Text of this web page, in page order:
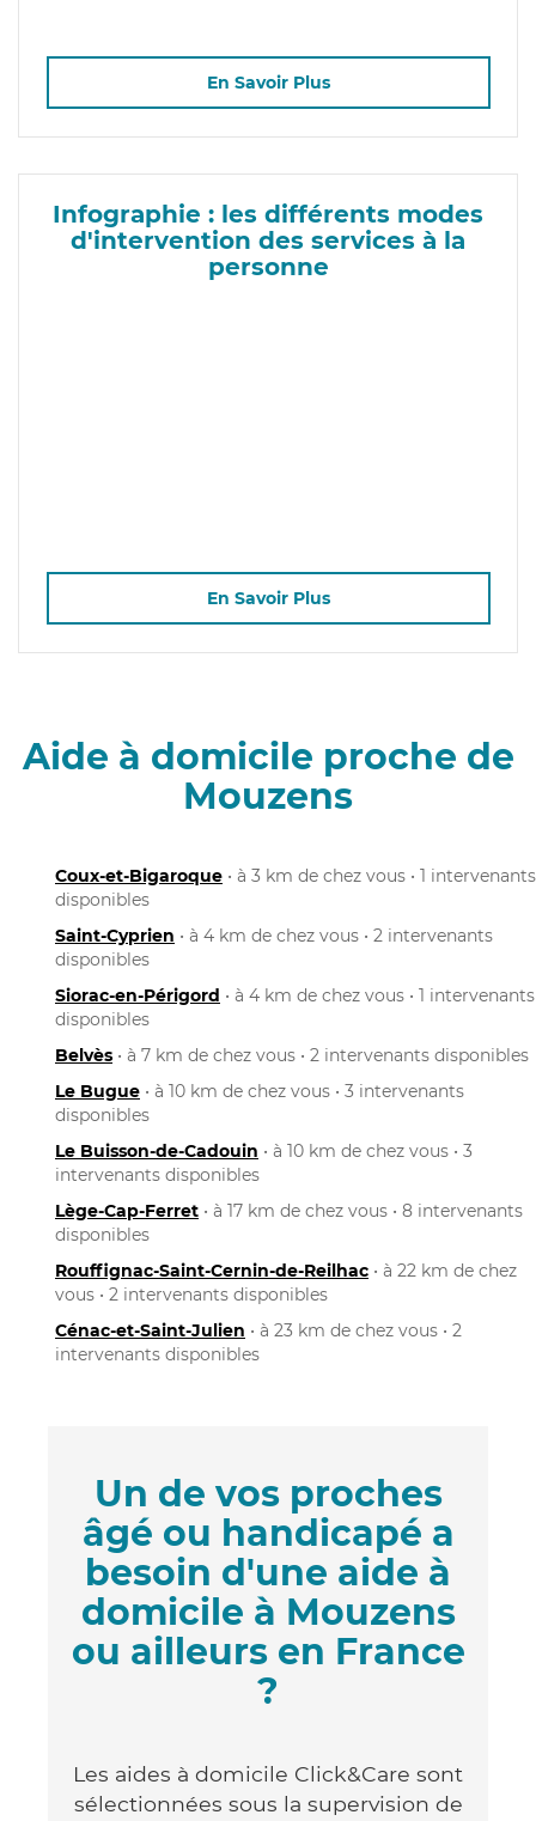
En Savoir Plus
Infographie : les différents modes
d'intervention des services à la
personne
En Savoir Plus
Aide à domicile proche de
Mouzens
Coux-et-Bigaroque • à 3 km de chez vous • 1 intervenants
disponibles
Saint-Cyprien • à 4 km de chez vous • 2 intervenants
disponibles
Siorac-en-Périgord • à 4 km de chez vous • 1 intervenants
disponibles
Belvès • à 7 km de chez vous • 2 intervenants disponibles
Le Bugue • à 10 km de chez vous • 3 intervenants
disponibles
Le Buisson-de-Cadouin • à 10 km de chez vous • 3
intervenants disponibles
Lège-Cap-Ferret • à 17 km de chez vous • 8 intervenants
disponibles
Rouffignac-Saint-Cernin-de-Reilhac • à 22 km de chez
vous • 2 intervenants disponibles
Cénac-et-Saint-Julien • à 23 km de chez vous • 2
intervenants disponibles
Un de vos proches
âgé ou handicapé a
besoin d'une aide à
domicile à Mouzens
ou ailleurs en France
?
Les aides à domicile Click&Care sont
sélectionnées sous la supervision de